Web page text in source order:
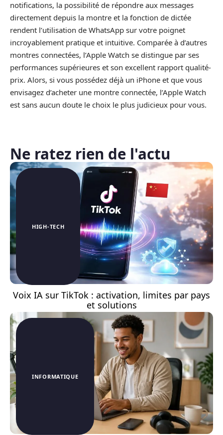
notifications, la possibilité de répondre aux messages
directement depuis la montre et la fonction de dictée
rendent l’utilisation de WhatsApp sur votre poignet
incroyablement pratique et intuitive. Comparée à d’autres
montres connectées, l’Apple Watch se distingue par ses
performances supérieures et son excellent rapport qualité-
prix. Alors, si vous possédez déjà un iPhone et que vous
envisagez d’acheter une montre connectée, l’Apple Watch
est sans aucun doute le choix le plus judicieux pour vous.
Ne ratez rien de l'actu
HIGH-TECH
Voix IA sur TikTok : activation, limites par pays
et solutions
INFORMATIQUE